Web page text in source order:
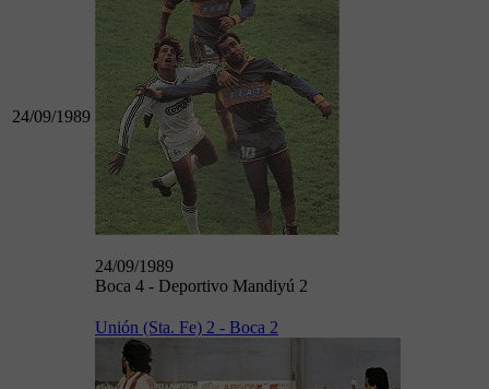
24/09/1989
24/09/1989
Boca 4 - Deportivo Mandiyú 2
Unión (Sta. Fe) 2 - Boca 2